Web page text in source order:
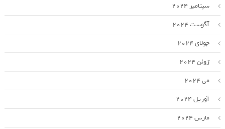
سپتامبر 2024
آگوست 2024
جولای 2024
ژوئن 2024
می 2024
آوریل 2024
مارس 2024